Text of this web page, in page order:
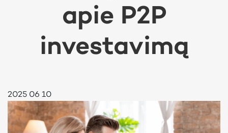
apie P2P
investavimą
2025 06 10